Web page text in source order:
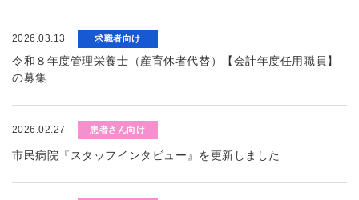
2026.03.13 求職者向け
令和８年度管理栄養士（産育休者代替）【会計年度任用職員】
の募集
2026.02.27 患者さん向け
市民病院『スタッフインタビュー』を更新しました